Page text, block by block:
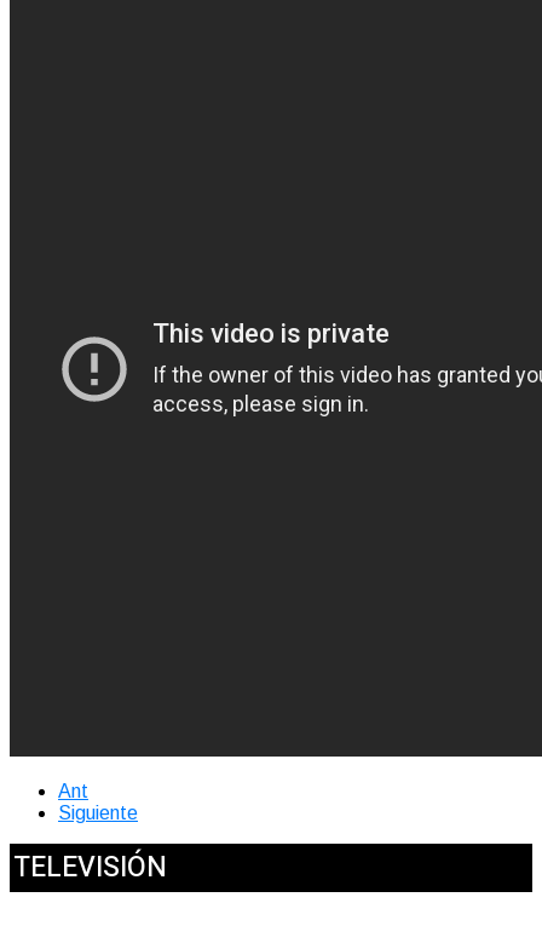
Ant
Siguiente
TELEVISIÓN